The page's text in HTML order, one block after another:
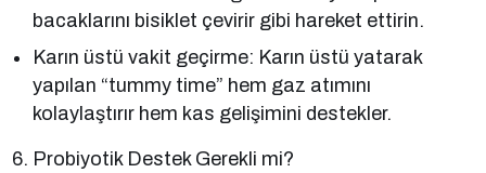
bacaklarını bisiklet çevirir gibi hareket ettirin.
Karın üstü vakit geçirme: Karın üstü yatarak
yapılan “tummy time” hem gaz atımını
kolaylaştırır hem kas gelişimini destekler.
Probiyotik Destek Gerekli mi?